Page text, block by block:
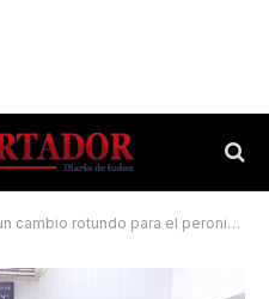
rotundo para el peronismo»